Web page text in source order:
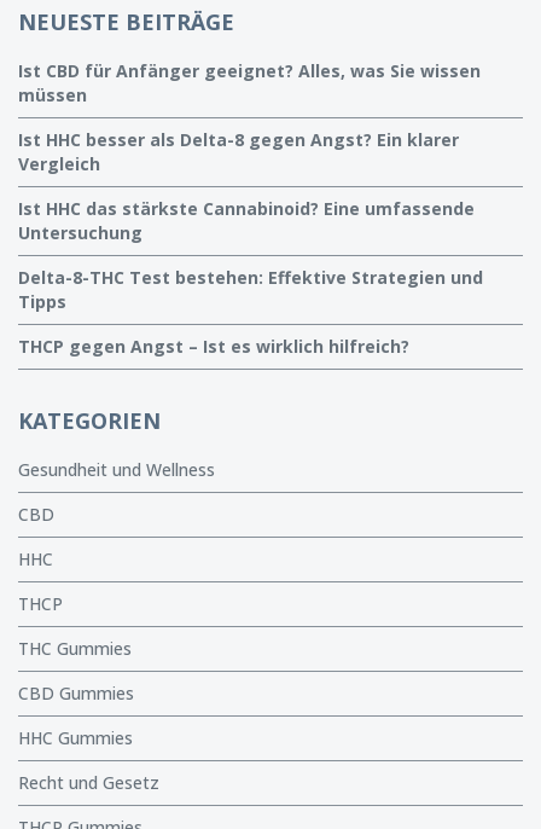
NEUESTE BEITRÄGE
Ist CBD für Anfänger geeignet? Alles, was Sie wissen
müssen
Ist HHC besser als Delta-8 gegen Angst? Ein klarer
Vergleich
Ist HHC das stärkste Cannabinoid? Eine umfassende
Untersuchung
Delta-8-THC Test bestehen: Effektive Strategien und
Tipps
THCP gegen Angst – Ist es wirklich hilfreich?
KATEGORIEN
Gesundheit und Wellness
CBD
HHC
THCP
THC Gummies
CBD Gummies
HHC Gummies
Recht und Gesetz